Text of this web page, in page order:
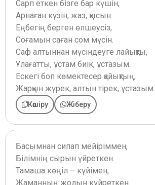
Сарп еткен бізге бар күшін,
Арнаған күзін, жаз, қысын.
Еңбегің берген өлшеусіз,
Соғамын саған сом мүсін.
Саф алтыннан мүсіндеуге лайықты,
Ұлағатты, ұстам биік, ұстазым.
Ескегі боп көмектесер қайықтың,
Жарқын жүрек, алтын тірек, ұстазым.
Көшіру Жіберу
Басымнан сипап мейіріммен,
Білімнің сырын үйреткен.
Тамаша көңіл – күйімен,
Жаманның жолын күйреткен.